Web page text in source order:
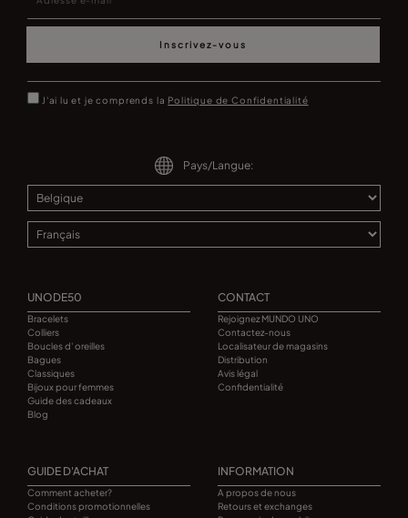
Inscrivez-vous
J'ai lu et je comprends la Politique de Confidentialité
Pays/Langue:
UNODE50
Bracelets
Colliers
Boucles d' oreilles
Bagues
Classiques
Bijoux pour femmes
Guide des cadeaux
Blog
CONTACT
Rejoignez MUNDO UNO
Contactez-nous
Localisateur de magasins
Distribution
Avis légal
Confidentialité
GUIDE D'ACHAT
Comment acheter?
Conditions promotionnelles
INFORMATION
A propos de nous
Retours et exchanges